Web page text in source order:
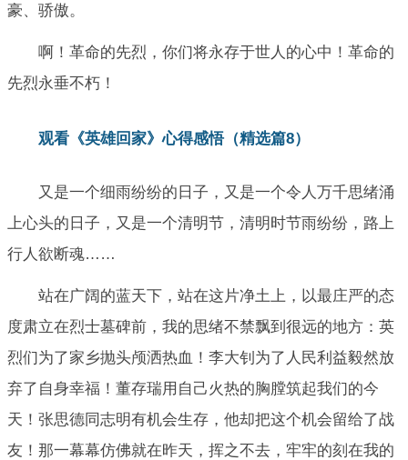
豪、骄傲。
啊！革命的先烈，你们将永存于世人的心中！革命的
先烈永垂不朽！
观看《英雄回家》心得感悟（精选篇8）
又是一个细雨纷纷的日子，又是一个令人万千思绪涌
上心头的日子，又是一个清明节，清明时节雨纷纷，路上
行人欲断魂……
站在广阔的蓝天下，站在这片净土上，以最庄严的态
度肃立在烈士墓碑前，我的思绪不禁飘到很远的地方：英
烈们为了家乡抛头颅洒热血！李大钊为了人民利益毅然放
弃了自身幸福！董存瑞用自己火热的胸膛筑起我们的今
天！张思德同志明有机会生存，他却把这个机会留给了战
友！那一幕幕仿佛就在昨天，挥之不去，牢牢的刻在我的